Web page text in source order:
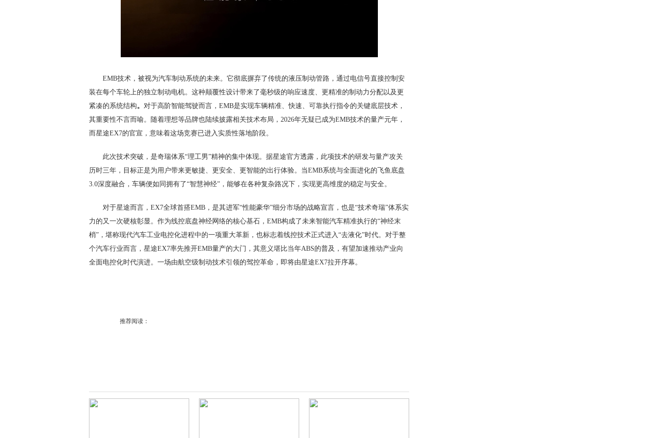
EMB技术，被视为汽车制动系统的未来。它彻底摒弃了传统的液压制动管路，通过电信号直接控制安
装在每个车轮上的独立制动电机。这种颠覆性设计带来了毫秒级的响应速度、更精准的制动力分配以及更
紧凑的系统结构。 对于高阶智能驾驶而言，EMB是实现车辆精准、快速、可靠执行指令的关键底层技术，
其重要性不言而喻。随着理想等品牌也陆续披露相关技术布局，2026年无疑已成为EMB技术的量产元年，
而星途EX7的官宣，意味着这场竞赛已进入实质性落地阶段。
此次技术突破，是奇瑞体系“理工男”精神的集中体现。据星途官方透露，此项技术的研发与量产攻关
历时三年，目标正是为用户带来更敏捷、更安全、更智能的出行体验。当EMB系统与全面进化的飞鱼底盘
3.0深度融合，车辆便如同拥有了“智慧神经”，能够在各种复杂路况下，实现更高维度的稳定与安全。
对于星途而言，EX7全球首搭EMB，是其进军“性能豪华”细分市场的战略宣言，也是“技术奇瑞”体系实
力的又一次硬核彰显。作为线控底盘神经网络的核心基石，EMB构成了未来智能汽车精准执行的“神经末
梢”，堪称现代汽车工业电控化进程中的一项重大革新，也标志着线控技术正式进入“去液化”时代。对于整
个汽车行业而言，星途EX7率先推开EMB量产的大门，其意义堪比当年ABS的普及，有望加速推动产业向
全面电控化时代演进。一场由航空级制动技术引领的驾控革命，即将由星途EX7拉开序幕。
推荐阅读：